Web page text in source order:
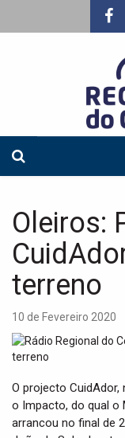
Oleiros:
terreno
10 de Fevereiro 2020
O projecto
o Impacto, do qual o
arrancou no final de